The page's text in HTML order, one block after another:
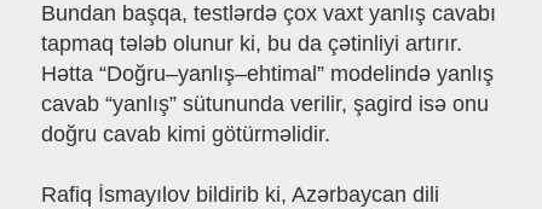
Bundan başqa, testlərdə çox vaxt yanlış cavabı
tapmaq tələb olunur ki, bu da çətinliyi artırır.
Hətta “Doğru–yanlış–ehtimal” modelində yanlış
cavab “yanlış” sütununda verilir, şagird isə onu
doğru cavab kimi götürməlidir.
Rafiq İsmayılov bildirib ki, Azərbaycan dili